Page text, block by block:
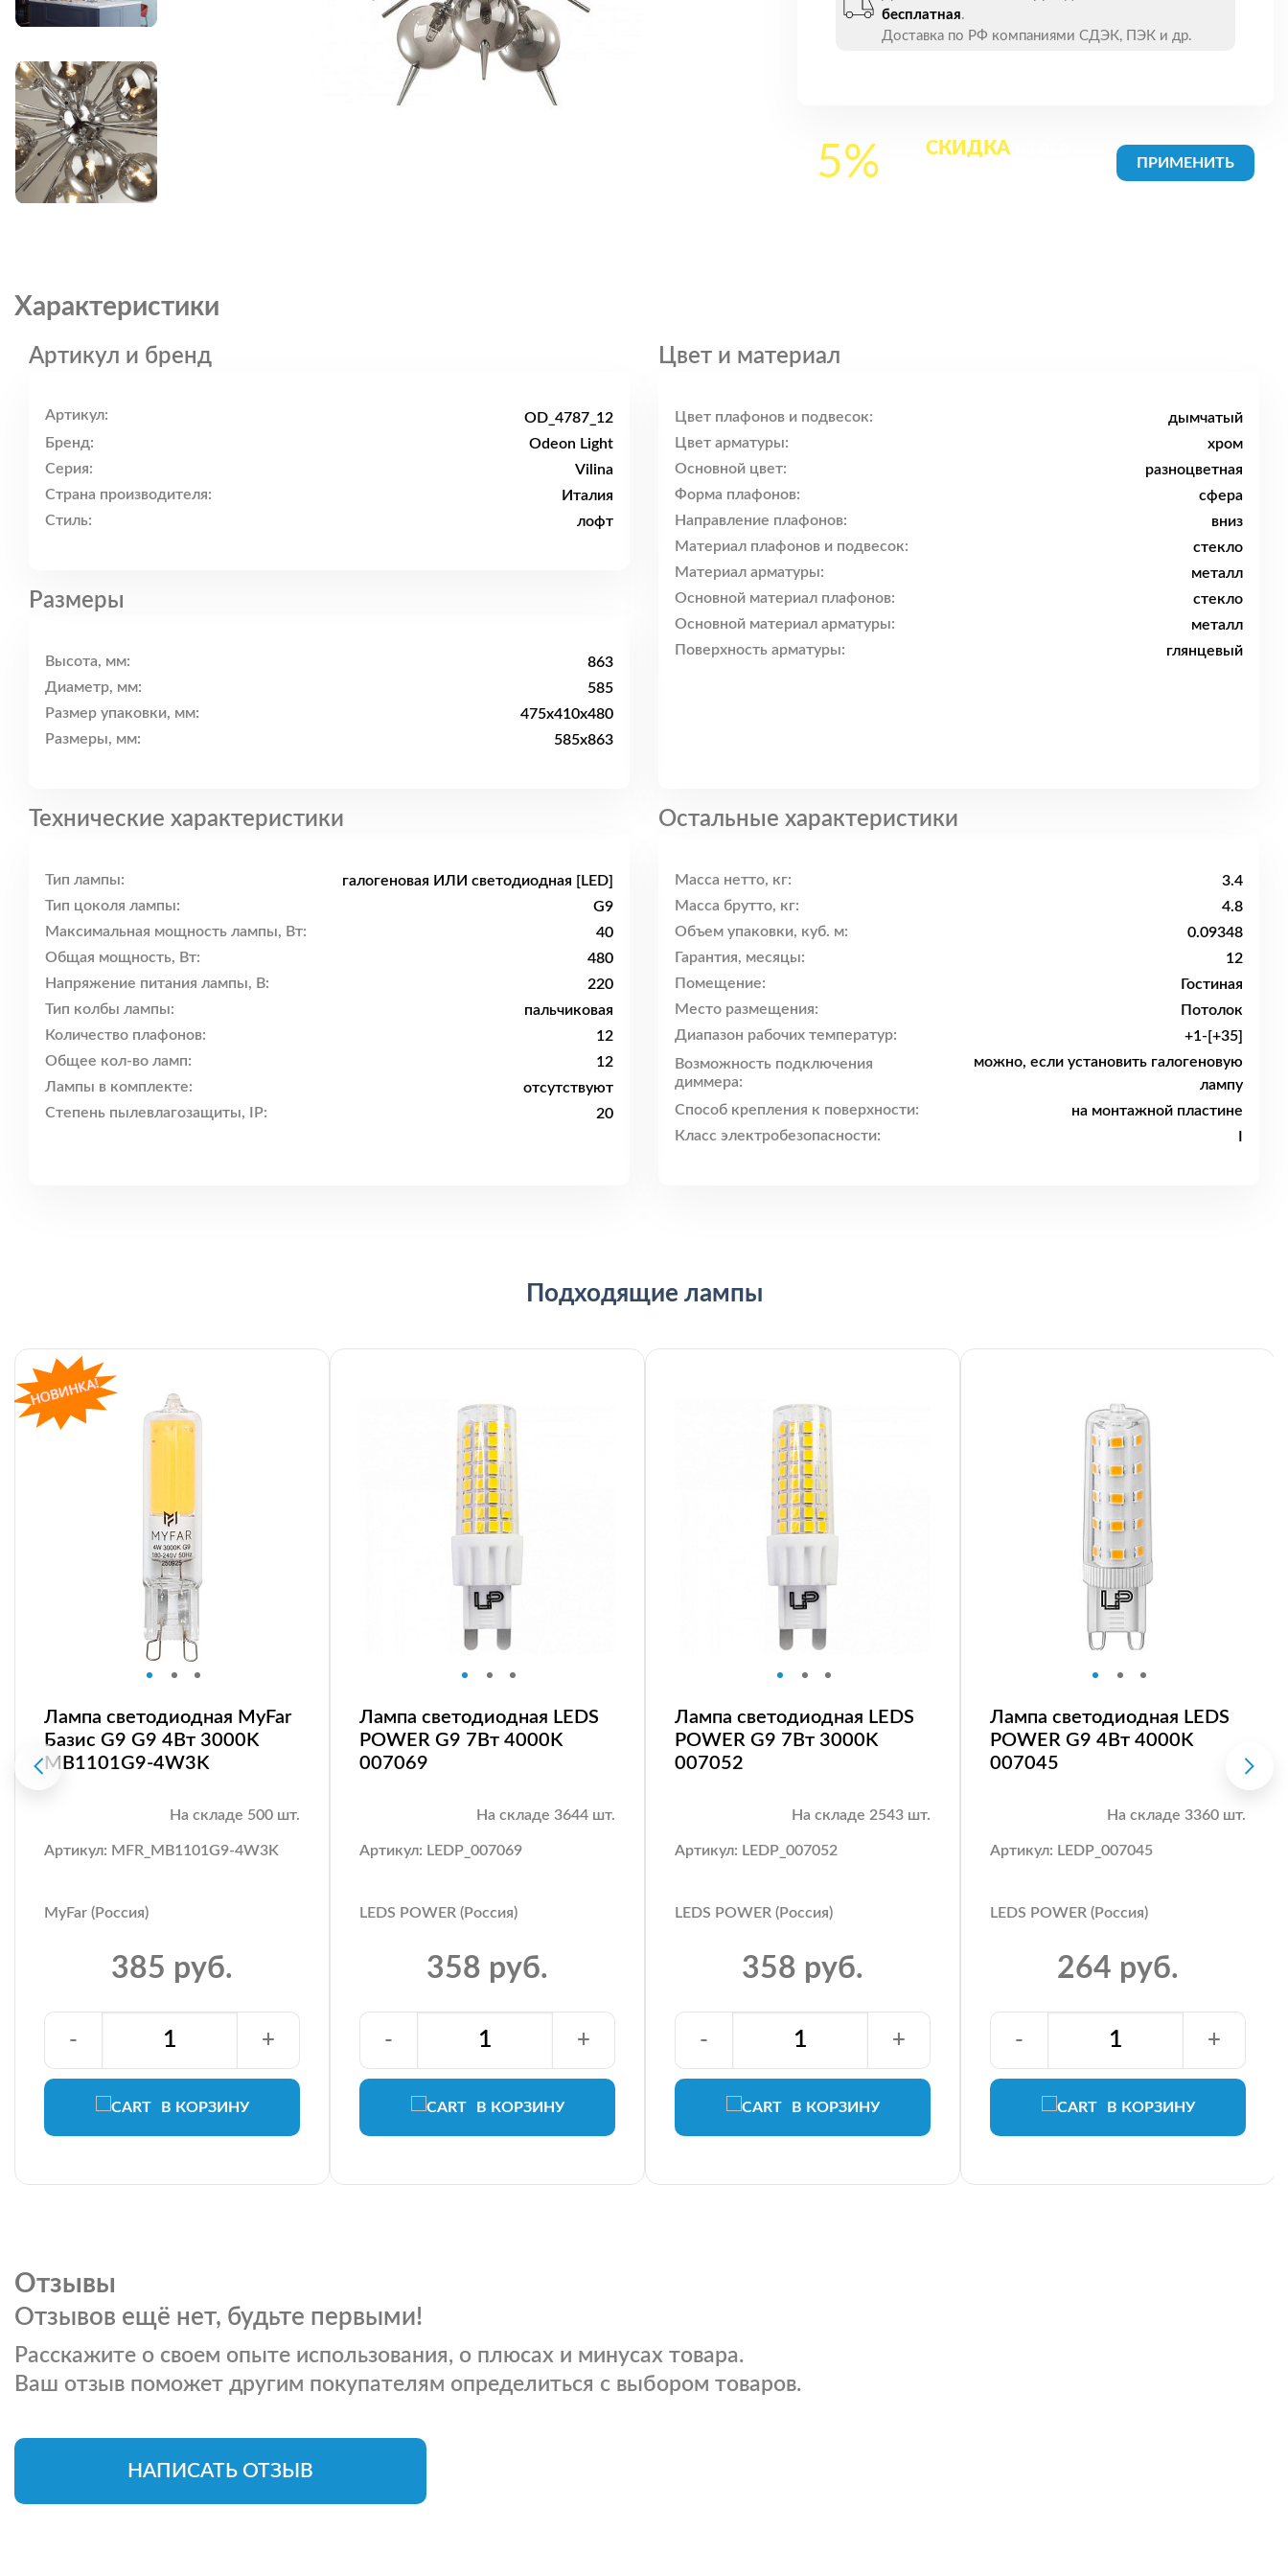
бесплатная.
Доставка по РФ компаниями СДЭК, ПЭК и др.
5% СКИДКА
Характеристики
Артикул и бренд
Артикул:
OD_4787_12
Бренд:
Odeon Light
Серия:
Vilina
Страна производителя:
Италия
Стиль:
лофт
Размеры
Высота, мм:
863
Диаметр, мм:
585
Размер упаковки, мм:
475x410x480
Размеры, мм:
585x863
Цвет и материал
Цвет плафонов и подвесок:
дымчатый
Цвет арматуры:
хром
Основной цвет:
разноцветная
Форма плафонов:
сфера
Направление плафонов:
вниз
Материал плафонов и подвесок:
стекло
Материал арматуры:
металл
Основной материал плафонов:
стекло
Основной материал арматуры:
металл
Поверхность арматуры:
глянцевый
Технические характеристики
Тип лампы:
галогеновая ИЛИ светодиодная [LED]
Тип цоколя лампы:
G9
Максимальная мощность лампы, Вт:
40
Общая мощность, Вт:
480
Напряжение питания лампы, В:
220
Тип колбы лампы:
пальчиковая
Количество плафонов:
12
Общее кол-во ламп:
12
Лампы в комплекте:
отсутствуют
Степень пылевлагозащиты, IP:
20
Остальные характеристики
Масса нетто, кг:
3.4
Масса брутто, кг:
4.8
Объем упаковки, куб. м:
0.09348
Гарантия, месяцы:
12
Помещение:
Гостиная
Место размещения:
Потолок
Диапазон рабочих температур:
+1-[+35]
Возможность подключения
диммера:
можно, если установить галогеновую
лампу
Способ крепления к поверхности:
на монтажной пластине
Класс электробезопасности:
I
Подходящие лампы
Лампа светодиодная MyFar
Базис G9 G9 4Вт 3000K
MB1101G9-4W3K
На складе 500 шт.
Артикул: MFR_MB1101G9-4W3K
MyFar (Россия)
385 руб.
В КОРЗИНУ
- +
Лампа светодиодная LEDS
POWER G9 7Вт 4000K
007069
На складе 3644 шт.
Артикул: LEDP_007069
LEDS POWER (Россия)
358 руб.
В КОРЗИНУ
- +
Лампа светодиодная LEDS
POWER G9 7Вт 3000K
007052
На складе 2543 шт.
Артикул: LEDP_007052
LEDS POWER (Россия)
358 руб.
В КОРЗИНУ
- +
Лампа светодиодная LEDS
POWER G9 4Вт 4000K
007045
На складе 3360 шт.
Артикул: LEDP_007045
LEDS POWER (Россия)
264 руб.
В КОРЗИНУ
- +
Отзывы
Отзывов ещё нет, будьте первыми!
Расскажите о своем опыте использования, о плюсах и минусах товара.
Ваш отзыв поможет другим покупателям определиться с выбором товаров.
НАПИСАТЬ ОТЗЫВ